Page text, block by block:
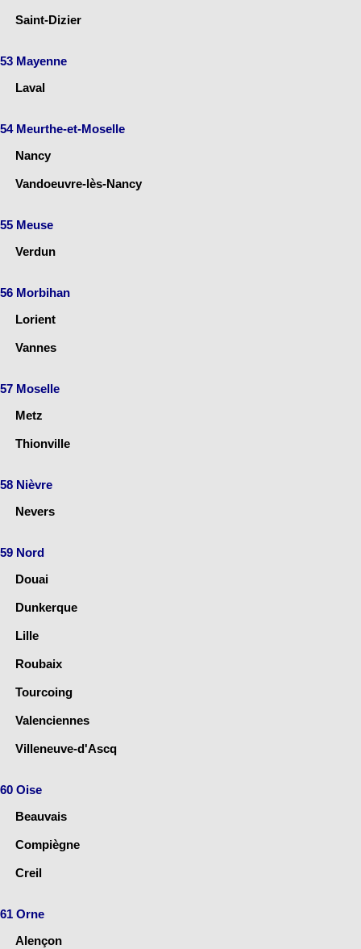
Saint-Dizier
53 Mayenne
Laval
54 Meurthe-et-Moselle
Nancy
Vandoeuvre-lès-Nancy
55 Meuse
Verdun
56 Morbihan
Lorient
Vannes
57 Moselle
Metz
Thionville
58 Nièvre
Nevers
59 Nord
Douai
Dunkerque
Lille
Roubaix
Tourcoing
Valenciennes
Villeneuve-d'Ascq
60 Oise
Beauvais
Compiègne
Creil
61 Orne
Alençon